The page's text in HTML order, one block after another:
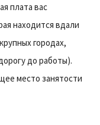
плата вас
находится вдали
городах,
до работы).
место занятости